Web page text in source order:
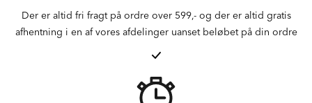
Der er altid fri fragt på ordre over 599,- og der er altid gratis
afhentning i en af vores afdelinger uanset beløbet på din ordre